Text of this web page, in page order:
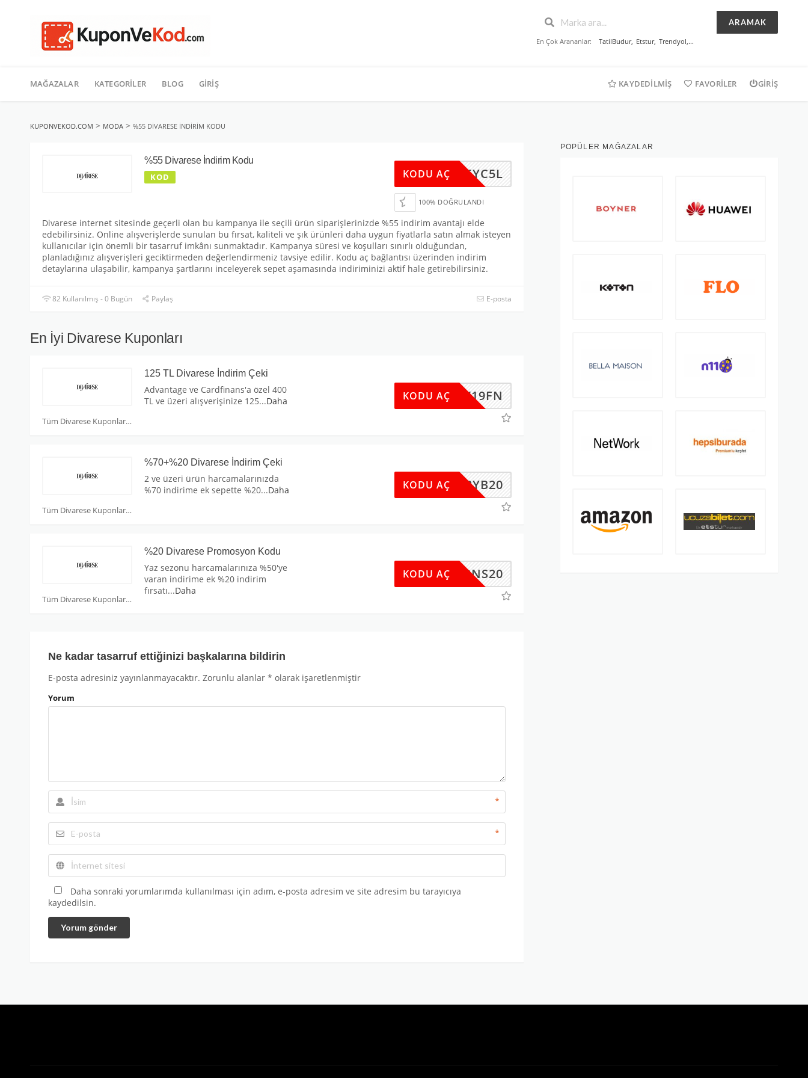
ARAMAK
En Çok Arananlar: TatilBudur, Etstur, Trendyol,...
geç
MAĞAZALAR KATEGORILER BLOG GIRIŞ KAYDEDILMIŞ FAVORILER GIRIŞ
KUPONVEKOD.COM > MODA > %55 DIVARESE İNDIRIM KODU
%55 Divarese İndirim Kodu
KOD M546YC5L
KODU AÇ
100% DOĞRULANDI
Divarese internet sitesinde geçerli olan bu kampanya ile seçili ürün siparişlerinizde %55 indirim avantajı elde
edebilirsiniz. Online alışverişlerde sunulan bu fırsat, kaliteli ve şık ürünleri daha uygun fiyatlarla satın almak isteyen
kullanıcılar için önemli bir tasarruf imkânı sunmaktadır. Kampanya süresi ve koşulları sınırlı olduğundan,
planladığınız alışverişleri geciktirmeden değerlendirmeniz tavsiye edilir. Kodu aç bağlantısı üzerinden indirim
detaylarına ulaşabilir, kampanya şartlarını inceleyerek sepet aşamasında indiriminizi aktif hale getirebilirsiniz.
82 Kullanılmış - 0 Bugün Paylaş E-posta
En İyi Divarese Kuponları
Tüm Divarese Kuponları
125 TL Divarese İndirim Çeki
Advantage ve Cardfinans'a özel 400
TL ve üzeri alışverişinize 125...Daha DW19FN
KODU AÇ
Tüm Divarese Kuponları
%70+%20 Divarese İndirim Çeki
2 ve üzeri ürün harcamalarınızda
%70 indirime ek sepette %20...Daha DV2YB20
KODU AÇ
Tüm Divarese Kuponları
%20 Divarese Promosyon Kodu
Yaz sezonu harcamalarınıza %50'ye
varan indirime ek %20 indirim
fırsatı...Daha
DV2NS20
KODU AÇ
Ne kadar tasarruf ettiğinizi başkalarına bildirin
E-posta adresiniz yayınlanmayacaktır. Zorunlu alanlar * olarak işaretlenmiştir
Yorum
*
*
Daha sonraki yorumlarımda kullanılması için adım, e-posta adresim ve site adresim bu tarayıcıya
kaydedilsin.
Yorum gönder
POPÜLER MAĞAZALAR